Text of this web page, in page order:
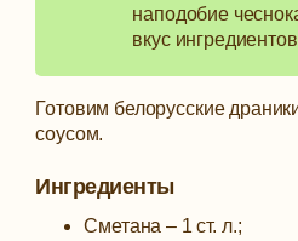
наподобие
вкус
Готовим белорусские
соусом.
Ингредиенты
Сметана – 1 ст. л.;